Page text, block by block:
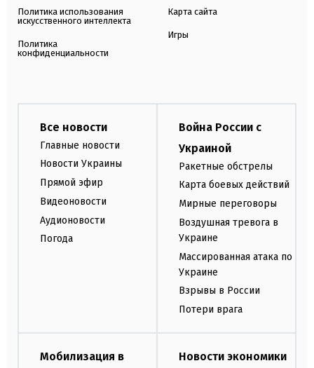
Политика использования
искусственного интеллекта
Политика
конфиденциальности
Карта сайта
Игры
Все новости
Главные новости
Новости Украины
Прямой эфир
Видеоновости
Аудионовости
Погода
Война России с
Украиной
Ракетные обстрелы
Карта боевых действий
Мирные переговоры
Воздушная тревога в
Украине
Массированная атака по
Украине
Взрывы в России
Потери врага
Мобилизация в
Новости экономики